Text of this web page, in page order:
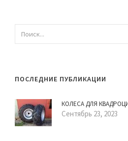
ПОСЛЕДНИЕ ПУБЛИКАЦИИ
КОЛЕСА ДЛЯ
Сентябрь 23, 2023